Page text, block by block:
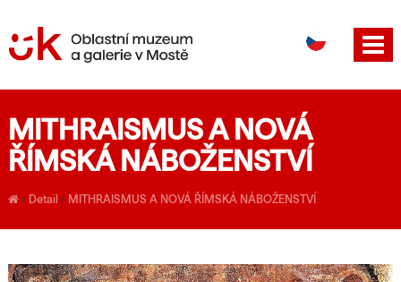
EN
MITHRAISMUS A NOVÁ
ŘÍMSKÁ NÁBOŽENSTVÍ
› Detail › MITHRAISMUS A NOVÁ ŘÍMSKÁ NÁBOŽENSTVÍ